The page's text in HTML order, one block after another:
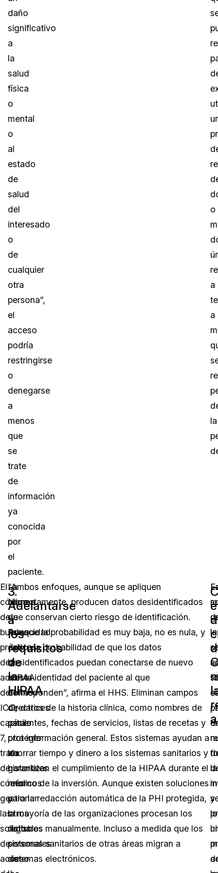
daño
significativo
a
la
salud
física
o
mental
o
al
estado
de
salud
del
interesado
o
de
cualquier
otra
persona”,
el
acceso
podría
restringirse
o
denegarse
a
menos
que
se
trate
de
información
ya
conocida
por
el
paciente.
o
a
a
la
El
código
de
buenas
prácticas
de
acceso
del
ICO,
capítulo
7,
trata
de
cómo
gestionar
las
solicitudes
de
acceso
3.
Adelantarse
a
los
requisitos
de
la
HIPAA
La
Norma
de
Privacidad
de
la
HIPAA
define
directrices
para
proteger
los
historiales
médicos
y
otros
datos
personales
de
“Ambos enfoques, aunque se apliquen
correctamente, producen datos desidentificados
que conservan cierto riesgo de identificación.
Aunque la probabilidad es muy baja, no es nula, y
existe la probabilidad de que los datos
desidentificados puedan conectarse de nuevo
con la identidad del paciente al que
corresponden”, afirma el HHS. Eliminan campos
de datos de la historia clínica, como nombres de
pacientes, fechas de servicios, listas de recetas y
otra información general. Estos sistemas ayudan a
ahorrar tiempo y dinero a los sistemas sanitarios y
garantizan el cumplimiento de la HIPAA durante el
retorno de la inversión. Aunque existen soluciones
para la redacción automática de la PHI protegida,
la mayoría de las organizaciones procesan los
registros manualmente. Incluso a medida que los
sistemas sanitarios de otras áreas migran a
sistemas electrónicos.
la
el
la
y